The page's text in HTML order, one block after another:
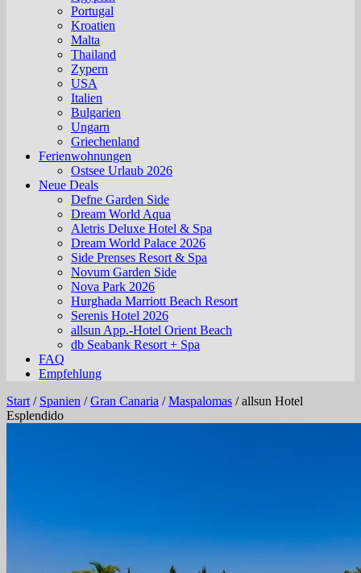
Portugal
Kroatien
Malta
Thailand
Zypern
USA
Italien
Bulgarien
Ungarn
Griechenland
Ferienwohnungen
Ostsee Urlaub 2026
Neue Deals
Defne Garden Side
Dream World Aqua
Aletris Deluxe Hotel & Spa
Dream World Palace 2026
Side Prenses Resort & Spa
Novum Garden Side
Nova Park 2026
Hurghada Marriott Beach Resort
Serenis Hotel 2026
allsun App.-Hotel Orient Beach
db Seabank Resort + Spa
FAQ
Empfehlung
Start / Spanien /Gran Canaria /Maspalomas /allsun Hotel
Esplendido